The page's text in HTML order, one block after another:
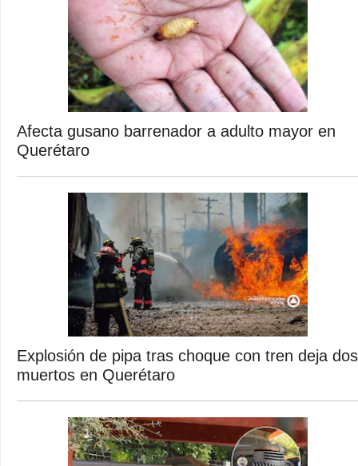
Afecta gusano barrenador a adulto mayor en
Querétaro
Explosión de pipa tras choque con tren deja dos
muertos en Querétaro